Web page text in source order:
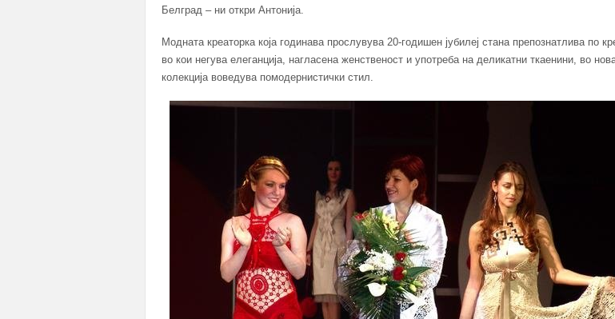
Белград – ни откри Антонија.
Модната креаторка која годинава прослувува 20-годишен јубилеј стана препознатлива по
во кои негува елеганција, нагласена женственост и употреба на деликатни ткаенини, во
колекција воведува помодернистички стил.